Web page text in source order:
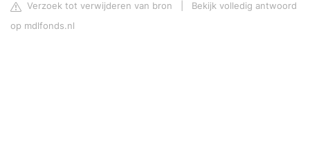
Verzoek tot verwijderen van bron
Bekijk volledig antwoord
op mdlfonds.nl